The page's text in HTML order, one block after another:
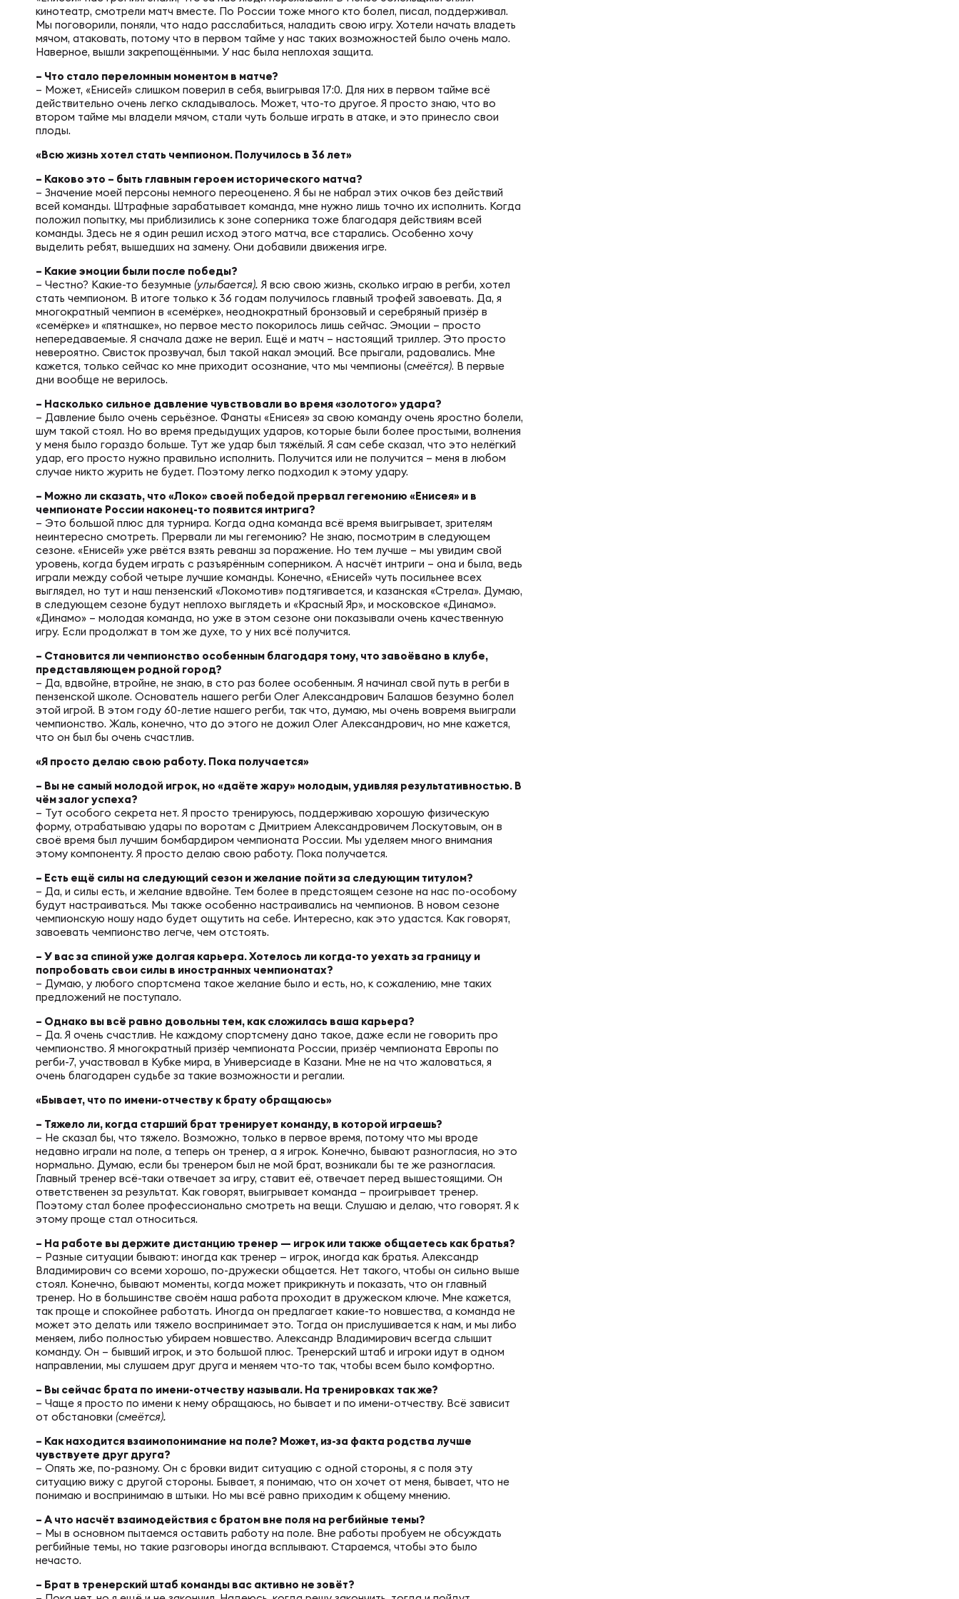
Первенство России U20 по регби-7
Первенство России U19 по регби-7
Первенство России U18 по регби-7
Всероссийские соревнования U16 по регби-7
Юношеский чемпионат России
Первенство России U20
Первенство России U20 по регби-7
Первенство России U19
Первенство России U19 по регби-7
Первенство России U18
Первенство России U18 по регби-7
Первенство России U17
Всероссийские соревнования U16
Всероссийские соревнования U15
ДРУГОЕ
Проект сводного календаря ФРР 2026
Кубок России по пляжному регби. Мужчины
Кубок России по пляжному регби. Женщины
Чемпионат России по регби на снегу. Мужчины
Чемпионат России по регби на снегу. Женщины
Кубок России по регби на снегу. Мужчины
Кубок России по регби на снегу. Женщины
Фонд развития детского регби
ПРОГРАММЫ
Академия регби
Новичку
Единая образовательная программа
Зал славы
Айдентика
Документы
Закупки
Антикоррупционная политика
кинотеатр, смотрели матч вместе. По России тоже много кто болел, писал, поддерживал.
Мы поговорили, поняли, что надо расслабиться, наладить свою игру. Хотели начать владеть
мячом, атаковать, потому что в первом тайме у нас таких возможностей было очень мало.
Наверное, вышли закрепощëнными. У нас была неплохая защита.
– Что стало переломным моментом в матче?
– Может, «Енисей» слишком поверил в себя, выигрывая 17:0. Для них в первом тайме всё
действительно очень легко складывалось. Может, что-то другое. Я просто знаю, что во
втором тайме мы владели мячом, стали чуть больше играть в атаке, и это принесло свои
плоды.
«Всю жизнь хотел стать чемпионом. Получилось в 36 лет»
– Каково это – быть главным героем исторического матча?
– Значение моей персоны немного переоценено. Я бы не набрал этих очков без действий
всей команды. Штрафные зарабатывает команда, мне нужно лишь точно их исполнить. Когда
положил попытку, мы приблизились к зоне соперника тоже благодаря действиям всей
команды. Здесь не я один решил исход этого матча, все старались. Особенно хочу
выделить ребят, вышедших на замену. Они добавили движения игре.
– Какие эмоции были после победы?
– Честно? Какие-то безумные (улыбается). Я всю свою жизнь, сколько играю в регби, хотел
стать чемпионом. В итоге только к 36 годам получилось главный трофей завоевать. Да, я
многократный чемпион в «семёрке», неоднократный бронзовый и серебряный призёр в
«семёрке» и «пятнашке», но первое место покорилось лишь сейчас. Эмоции – просто
непередаваемые. Я сначала даже не верил. Ещё и матч – настоящий триллер. Это просто
невероятно. Свисток прозвучал, был такой накал эмоций. Все прыгали, радовались. Мне
кажется, только сейчас ко мне приходит осознание, что мы чемпионы (смеётся). В первые
дни вообще не верилось.
– Насколько сильное давление чувствовали во время «золотого» удара?
– Давление было очень серьёзное. Фанаты «Енисея» за свою команду очень яростно болели,
шум такой стоял. Но во время предыдущих ударов, которые были более простыми, волнения
у меня было гораздо больше. Тут же удар был тяжёлый. Я сам себе сказал, что это нелёгкий
удар, его просто нужно правильно исполнить. Получится или не получится – меня в любом
случае никто журить не будет. Поэтому легко подходил к этому удару.
– Можно ли сказать, что «Локо» своей победой прервал гегемонию «Енисея» и в
чемпионате России наконец-то появится интрига?
– Это большой плюс для турнира. Когда одна команда всё время выигрывает, зрителям
неинтересно смотреть. Прервали ли мы гегемонию? Не знаю, посмотрим в следующем
сезоне. «Енисей» уже рвётся взять реванш за поражение. Но тем лучше – мы увидим свой
уровень, когда будем играть с разъярённым соперником. А насчёт интриги – она и была, ведь
играли между собой четыре лучшие команды. Конечно, «Енисей» чуть посильнее всех
выглядел, но тут и наш пензенский «Локомотив» подтягивается, и казанская «Стрела». Думаю,
в следующем сезоне будут неплохо выглядеть и «Красный Яр», и московское «Динамо».
«Динамо» – молодая команда, но уже в этом сезоне они показывали очень качественную
игру. Если продолжат в том же духе, то у них всё получится.
– Становится ли чемпионство особенным благодаря тому, что завоёвано в клубе,
представляющем родной город?
– Да, вдвойне, втройне, не знаю, в сто раз более особенным. Я начинал свой путь в регби в
пензенской школе. Основатель нашего регби Олег Александрович Балашов безумно болел
этой игрой. В этом году 60-летие нашего регби, так что, думаю, мы очень вовремя выиграли
чемпионство. Жаль, конечно, что до этого не дожил Олег Александрович, но мне кажется,
что он был бы очень счастлив.
«Я просто делаю свою работу. Пока получается»
– Вы не самый молодой игрок, но «даёте жару» молодым, удивляя результативностью. В
чём залог успеха?
– Тут особого секрета нет. Я просто тренируюсь, поддерживаю хорошую физическую
форму, отрабатываю удары по воротам с Дмитрием Александровичем Лоскутовым, он в
своё время был лучшим бомбардиром чемпионата России. Мы уделяем много внимания
этому компоненту. Я просто делаю свою работу. Пока получается.
– Есть ещё силы на следующий сезон и желание пойти за следующим титулом?
– Да, и силы есть, и желание вдвойне. Тем более в предстоящем сезоне на нас по-особому
будут настраиваться. Мы также особенно настраивались на чемпионов. В новом сезоне
чемпионскую ношу надо будет ощутить на себе. Интересно, как это удастся. Как говорят,
завоевать чемпионство легче, чем отстоять.
– У вас за спиной уже долгая карьера. Хотелось ли когда-то уехать за границу и
попробовать свои силы в иностранных чемпионатах?
– Думаю, у любого спортсмена такое желание было и есть, но, к сожалению, мне таких
предложений не поступало.
– Однако вы всё равно довольны тем, как сложилась ваша карьера?
– Да. Я очень счастлив. Не каждому спортсмену дано такое, даже если не говорить про
чемпионство. Я многократный призёр чемпионата России, призёр чемпионата Европы по
регби-7, участвовал в Кубке мира, в Универсиаде в Казани. Мне не на что жаловаться, я
очень благодарен судьбе за такие возможности и регалии.
«Бывает, что по имени-отчеству к брату обращаюсь»
– Тяжело ли, когда старший брат тренирует команду, в которой играешь?
– Не сказал бы, что тяжело. Возможно, только в первое время, потому что мы вроде
недавно играли на поле, а теперь он тренер, а я игрок. Конечно, бывают разногласия, но это
нормально. Думаю, если бы тренером был не мой брат, возникали бы те же разногласия.
Главный тренер всё-таки отвечает за игру, ставит её, отвечает перед вышестоящими. Он
ответственен за результат. Как говорят, выигрывает команда – проигрывает тренер.
Поэтому стал более профессионально смотреть на вещи. Слушаю и делаю, что говорят. Я к
этому проще стал относиться.
– На работе вы держите дистанцию тренер — игрок или также общаетесь как братья?
– Разные ситуации бывают: иногда как тренер — игрок, иногда как братья. Александр
Владимирович со всеми хорошо, по-дружески общается. Нет такого, чтобы он сильно выше
стоял. Конечно, бывают моменты, когда может прикрикнуть и показать, что он главный
тренер. Но в большинстве своём наша работа проходит в дружеском ключе. Мне кажется,
так проще и спокойнее работать. Иногда он предлагает какие-то новшества, а команда не
может это делать или тяжело воспринимает это. Тогда он прислушивается к нам, и мы либо
меняем, либо полностью убираем новшество. Александр Владимирович всегда слышит
команду. Он – бывший игрок, и это большой плюс. Тренерский штаб и игроки идут в одном
направлении, мы слушаем друг друга и меняем что-то так, чтобы всем было комфортно.
– Вы сейчас брата по имени-отчеству называли. На тренировках так же?
– Чаще я просто по имени к нему обращаюсь, но бывает и по имени-отчеству. Всё зависит
от обстановки (смеётся).
– Как находится взаимопонимание на поле? Может, из-за факта родства лучше
чувствуете друг друга?
– Опять же, по-разному. Он с бровки видит ситуацию с одной стороны, я с поля эту
ситуацию вижу с другой стороны. Бывает, я понимаю, что он хочет от меня, бывает, что не
понимаю и воспринимаю в штыки. Но мы всё равно приходим к общему мнению.
– А что насчёт взаимодействия с братом вне поля на регбийные темы?
– Мы в основном пытаемся оставить работу на поле. Вне работы пробуем не обсуждать
регбийные темы, но такие разговоры иногда всплывают. Стараемся, чтобы это было
нечасто.
– Брат в тренерский штаб команды вас активно не зовёт?